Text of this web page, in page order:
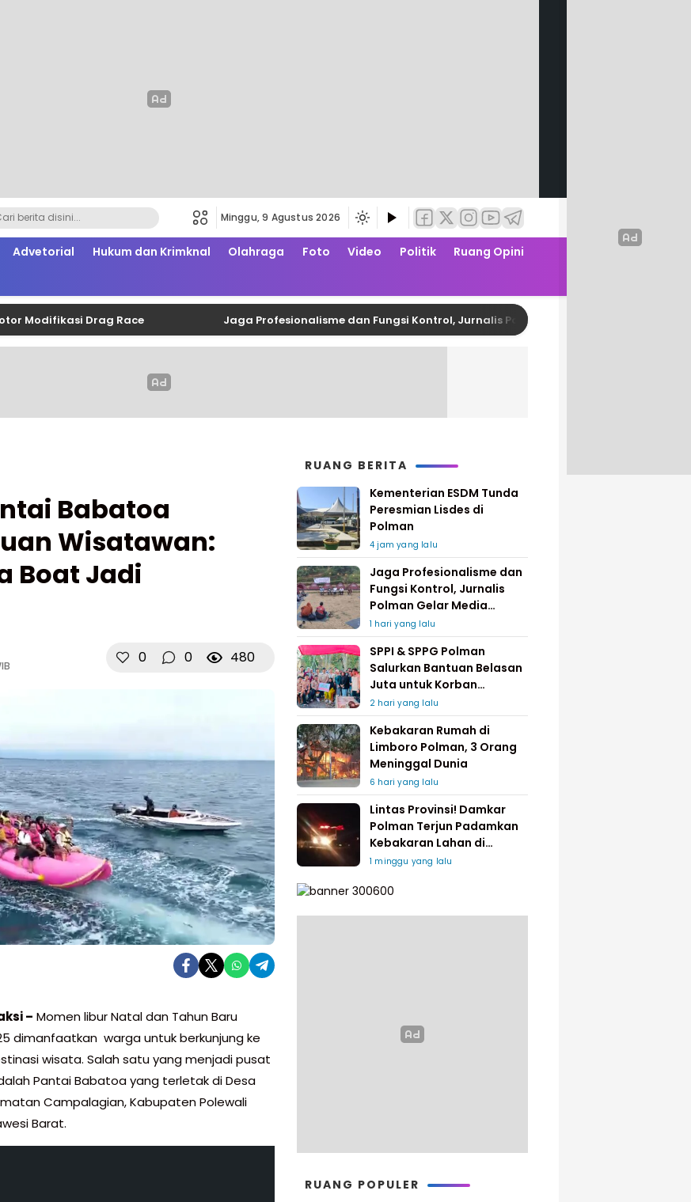
Minggu, 9 Agustus 2026
Advetorial Hukum dan Krimknal Olahraga Foto Video Politik
Ruang Opini
Drag Race Jaga Profesionalisme dan Fungsi Kontrol, Jurnalis Polman Gelar Media Gathering
Babatoa
Wisatawan:
Boat Jadi
0 0 480
– Momen libur Natal dan Tahun Baru
dimanfaatkan warga untuk berkunjung ke
wisata. Salah satu yang menjadi pusat
Pantai Babatoa yang terletak di Desa
Campalagian, Kabupaten Polewali
Barat.
RUANG BERITA
Kementerian ESDM Tunda
Peresmian Lisdes di
Polman
4 jam yang lalu
Jaga Profesionalisme dan
Fungsi Kontrol, Jurnalis
Polman Gelar Media
Gathering
1 hari yang lalu
SPPI & SPPG Polman
Salurkan Bantuan Belasan
Juta untuk Korban
Kebakaran di Limboro
2 hari yang lalu
Kebakaran Rumah di
Limboro Polman, 3 Orang
Meninggal Dunia
6 hari yang lalu
Lintas Provinsi! Damkar
Polman Terjun Padamkan
Kebakaran Lahan di
Pinrang
1 minggu yang lalu
RUANG POPULER